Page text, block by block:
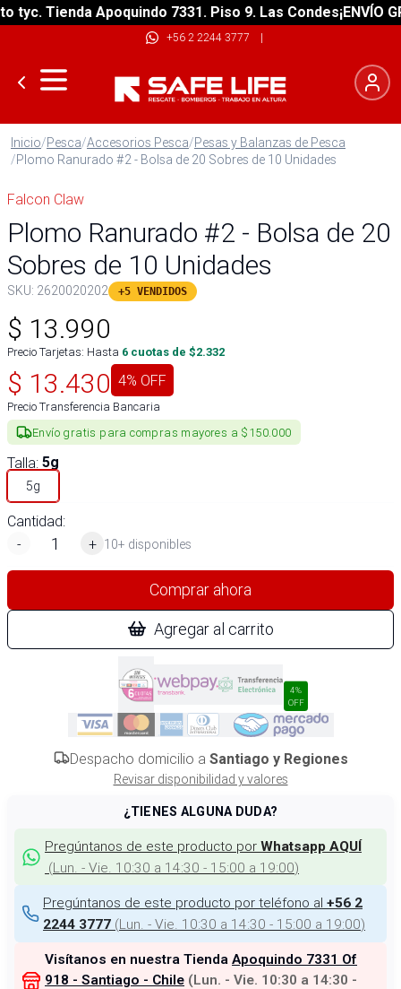
Tienda Apoquindo 7331. Piso 9. Las Condes¡ENVÍO
+56 2 2244 3777 |
Inicio/Pesca/Accesorios Pesca/Pesas y Balanzas de Pesca
/Plomo Ranurado #2 - Bolsa de 20 Sobres de 10 Unidades
Falcon Claw
Plomo Ranurado #2 - Bolsa de 20
Sobres de 10 Unidades
SKU: 2620020202 +5 VENDIDOS
$ 13.990
Precio Tarjetas: Hasta 6 cuotas de $2.332
$ 13.430 4% OFF
Precio Transferencia Bancaria
Envío gratis para compras mayores a $150.000
Talla: 5g
5g
Cantidad:
-
+ 10+ disponibles
Comprar ahora
Agregar al carrito
4%
OFF
Despacho domicilio a Santiago y Regiones
Revisar disponibilidad y valores
¿TIENES ALGUNA DUDA?
Pregúntanos de este producto por Whatsapp AQUÍ
(Lun. - Vie. 10:30 a 14:30 - 15:00 a 19:00)
Pregúntanos de este producto por teléfono al +56 2
2244 3777 (Lun. - Vie. 10:30 a 14:30 - 15:00 a 19:00)
Visítanos en nuestra Tienda Apoquindo 7331 Of
918 - Santiago - Chile (Lun. - Vie. 10:30 a 14:30 -